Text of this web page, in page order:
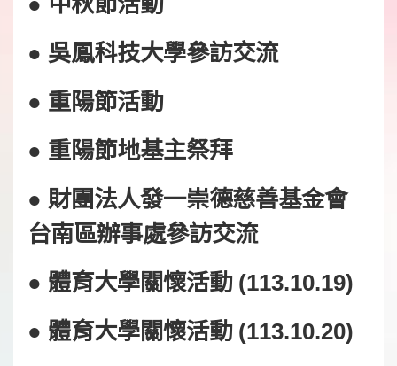
● 吳鳳科技大學參訪交流
● 重陽節活動
● 重陽節地基主祭拜
● 財團法人發一崇德慈善基金會
台南區辦事處參訪交流
● 體育大學關懷活動 (113.10.19)
● 體育大學關懷活動 (113.10.20)